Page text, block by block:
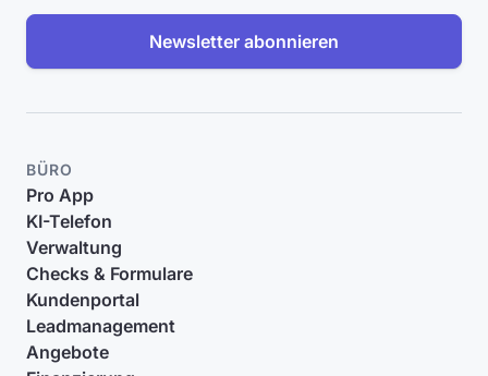
Newsletter abonnieren
BÜRO
Pro App
KI-Telefon
Verwaltung
Checks & Formulare
Kundenportal
Leadmanagement
Angebote